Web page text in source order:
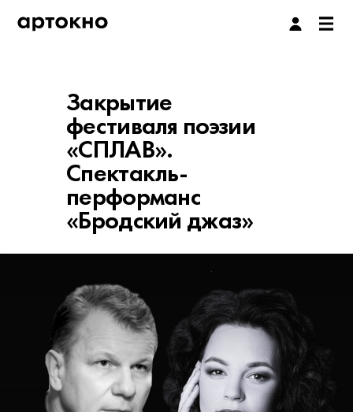
Закрытие
фестиваля поэзии
«СПЛАВ».
Спектакль-
перформанс
«Бродский джаз»